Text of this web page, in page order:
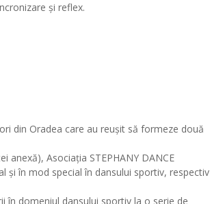
și reflex.
din Oradea care au reușit să formeze două
Asociația STEPHANY DANCE
și în mod special în dansului sportiv, respectiv
domeniul dansului sportiv la o serie de